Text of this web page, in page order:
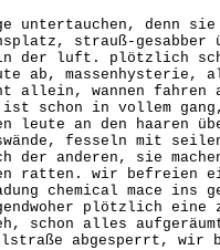
untertauchen, denn sie
strauß-gesabber
der luft. plötzlich
ab, massenhysterie,
allein, wannen fahren
schon in vollem
leute an den haaren
fesseln mit
der anderen, sie
ratten. wir befreien
chemical mace ins
plötzlich eine
schon alles
abgesperrt, wir